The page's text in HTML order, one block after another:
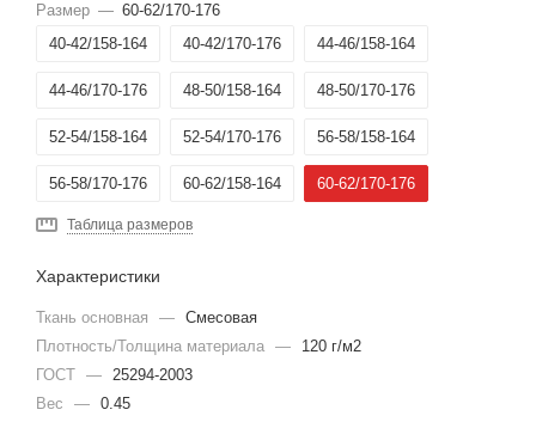
Размер — 60-62/170-176
40-42/158-164
40-42/170-176 44-46/158-164
44-46/170-176 48-50/158-164 48-50/170-176
52-54/158-164 52-54/170-176 56-58/158-164
56-58/170-176 60-62/158-164 60-62/170-176
Таблица размеров
Характеристики
Ткань основная — Смесовая
Плотность/Толщина материала —
120 г/м2
ГОСТ — 25294-2003
Вес
— 0.45